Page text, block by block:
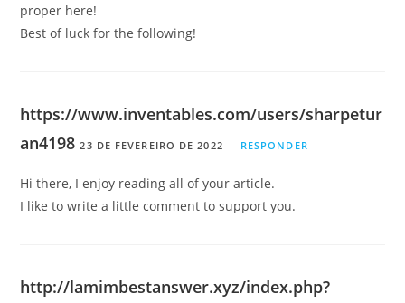
proper here!
Best of luck for the following!
https://www.inventables.com/users/sharpetur
an4198 23 DE FEVEREIRO DE 2022 RESPONDER
Hi there, I enjoy reading all of your article.
I like to write a little comment to support you.
http://lamimbestanswer.xyz/index.php?